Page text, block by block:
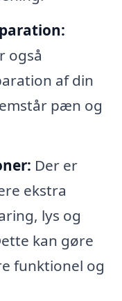
også
af din
pæn og
Der er
ekstra
lys og
kan gøre
funktionel og